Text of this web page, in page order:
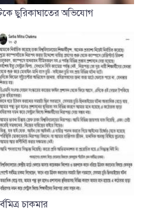
ছুরিকাঘাতের অভিযোগ
চাকমার